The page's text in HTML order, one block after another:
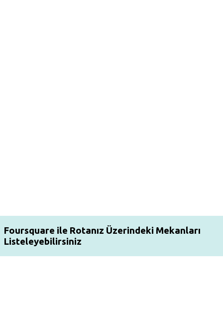
Foursquare ile Rotanız Üzerindeki Mekanları
Listeleyebilirsiniz